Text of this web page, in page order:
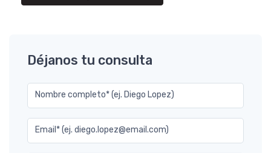
Déjanos tu consulta
Nombre completo* (ej. Diego Lopez)
Email* (ej. diego.lopez@email.com)